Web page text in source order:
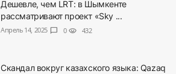
Дешевле, чем LRT: в Шымкенте
рассматривают проект «Sky ...
Апрель 14, 2025 chat_bubble 0 visibility 432
Скандал вокруг казахского языка: Qazaq